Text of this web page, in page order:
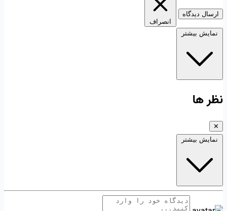
ارسال دیدگاه
انصراف
نمایش بیشتر
نظر ها
✕
نمایش بیشتر